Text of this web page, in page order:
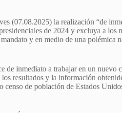
(07.08.2025) la realización “de
de 2024 y excluya a los
y en medio de una polémica
de inmediato a trabajar en un nuevo
resultados y la información
de población de Estados